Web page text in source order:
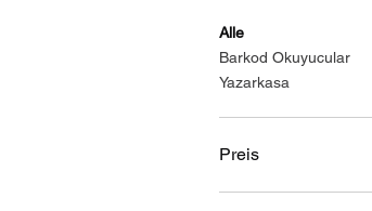
Alle
Barkod Okuyucular
Yazarkasa
Preis